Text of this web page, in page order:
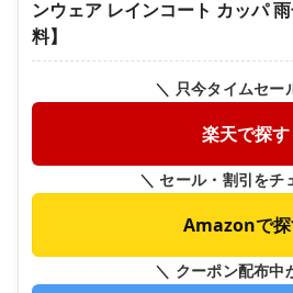
ンウェア レインコート カッパ
料】
＼ 只今タイムセー
楽天で探す
＼ セール・割引をチ
Amazonで
＼ クーポン配布中